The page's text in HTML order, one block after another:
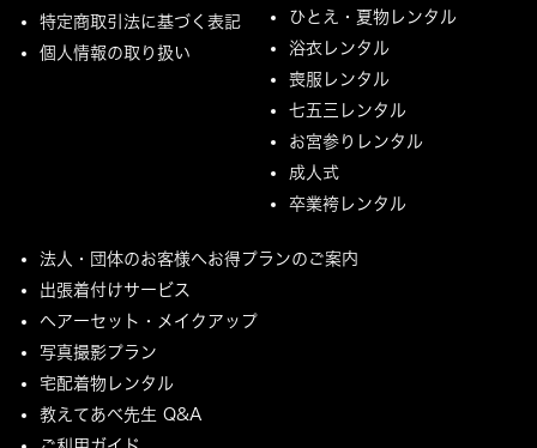
特定商取引法に基づく表記
個人情報の取り扱い
ひとえ・夏物レンタル
浴衣レンタル
喪服レンタル
七五三レンタル
お宮参りレンタル
成人式
卒業袴レンタル
法人・団体のお客様へお得プランのご案内
出張着付けサービス
ヘアーセット・メイクアップ
写真撮影プラン
宅配着物レンタル
教えてあべ先生 Q&A